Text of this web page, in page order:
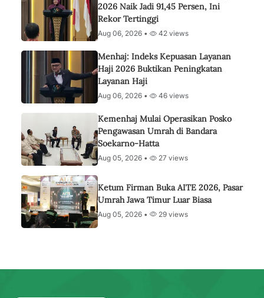
2026 Naik Jadi 91,45 Persen, Ini
Rekor Tertinggi
Aug 06, 2026 • 42 views
Menhaj: Indeks Kepuasan Layanan
Haji 2026 Buktikan Peningkatan
Layanan Haji
Aug 06, 2026 • 46 views
Kemenhaj Mulai Operasikan Posko
Pengawasan Umrah di Bandara
Soekarno-Hatta
Aug 05, 2026 • 27 views
Ketum Firman Buka AITE 2026, Pasar
Umrah Jawa Timur Luar Biasa
Aug 05, 2026 • 29 views